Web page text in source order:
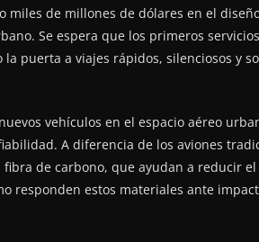
miles de millones de dólares en el
Se espera que los primeros
puerta a viajes rápidos, silenciosos y
vehículos en el espacio aéreo
A diferencia de los aviones
de carbono, que ayudan a reducir
responden estos materiales ante